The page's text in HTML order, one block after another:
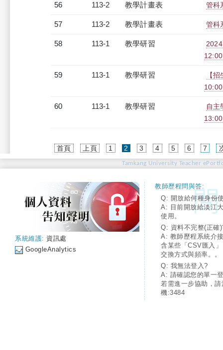
56 113-2 教學計畫表 管科
57 113-2 教學計畫表 管科
58 113-1 教學研習
59 113-1 教學研習
【
60 113-1 教學研習
自主
首頁 上頁 1 2 (current)
3 4 5 6 7
Tamkang University Teacher
系統維護: 資訊處
GoogleAnalytics
教師歷程問與答:
Q: 開放給何種身份
A: 目前開放給淡江
使用。
Q: 資料不完整(正確
A: 教師歷程系統介
含某些「CSV匯入
交換方式與頻率。。
Q: 我無法登入?
A: 請確認您的單一
若需進一步協助，
機:3484